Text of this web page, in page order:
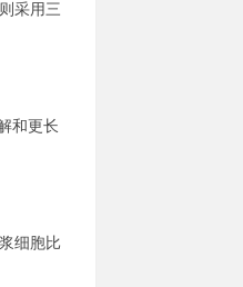
采用三
和更长
细胞比